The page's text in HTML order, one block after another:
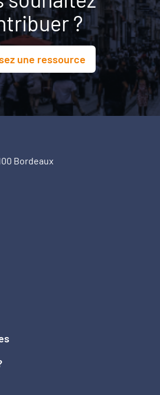
?
une ressource
Bordeaux